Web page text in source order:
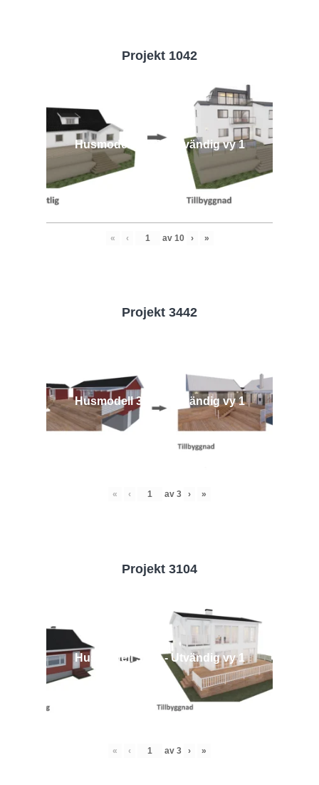
Projekt 1042
Husmodell 1042 - Utvändig vy 1
« ‹ av 10 › »
Projekt 3442
Husmodell 3442 - Utvändig vy 1
« ‹ av 3 › »
Projekt 3104
Husmodell 3104 - Utvändig vy 1
« ‹ av 3 › »